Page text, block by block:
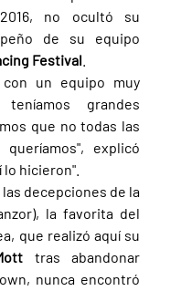
no ocultó su
de su equipo
Festival
un equipo muy
grandes
que no todas las
explicó
hicieron".
decepciones de la
la favorita del
que realizó aquí su
tras abandonar
nunca encontró